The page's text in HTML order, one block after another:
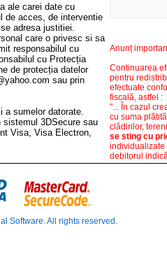
ale carei date cu
de acces, de interventie
adresa justitiei.
care o privesc si sa
responsabilul cu
cu Protecția
de protecția datelor
sau prin
a sumelor datorate.
sistemul 3DSecure sau
Visa, Visa Electron,
Anunț
Continuarea
pentru
efectuate
fiscală, astfel :
"... În cazul
cu suma
clădirilor,
se sting cu
individualizate
debitorul
Software. All rights reserved.